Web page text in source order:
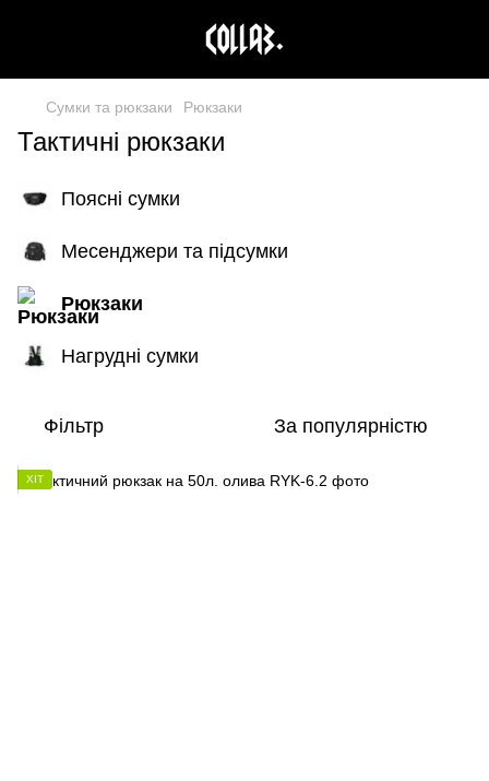
Сумки та рюкзаки Рюкзаки
Тактичні рюкзаки
Поясні сумки
Месенджери та підсумки
Рюкзаки
Нагрудні сумки
Фільтр За популярністю
ХІТ